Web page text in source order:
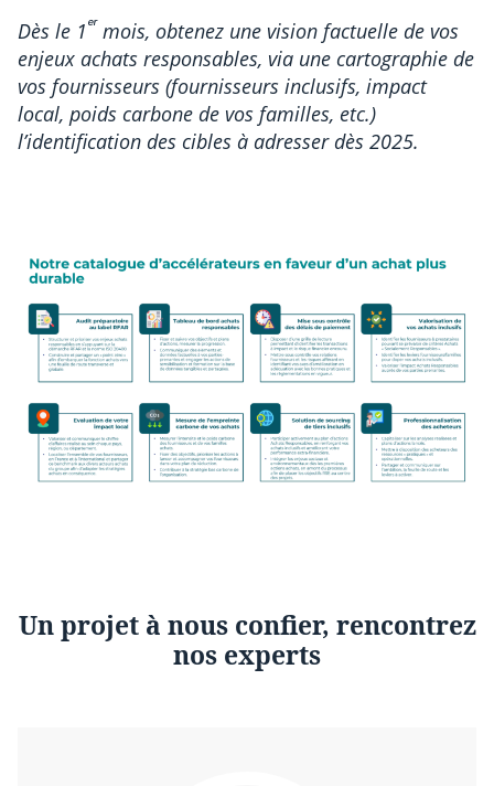
Dès le 1ᵉʳmois, obtenez une vision factuelle de vos
enjeux achats responsables, via une cartographie de
vos fournisseurs (fournisseurs inclusifs, impact
local, poids carbone de vos familles, etc.)
l’identification des cibles à adresser dès 2025.
Un projet à nous confier, rencontrez
nos experts